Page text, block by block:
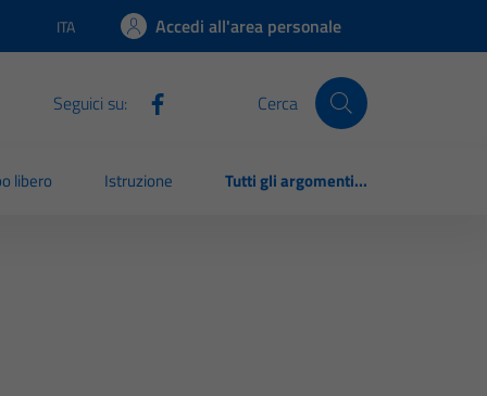
Lingua attiva:
ITA Accedi all'area personale
Seguici su: Cerca
libero Istruzione Tutti gli argomenti...